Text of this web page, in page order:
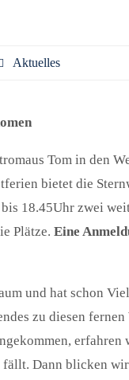
Aktuelles
Tom in den
bietet die
18.45Uhr zwei
Plätze. Eine
und hat schon
zu diesen
Dann blicken